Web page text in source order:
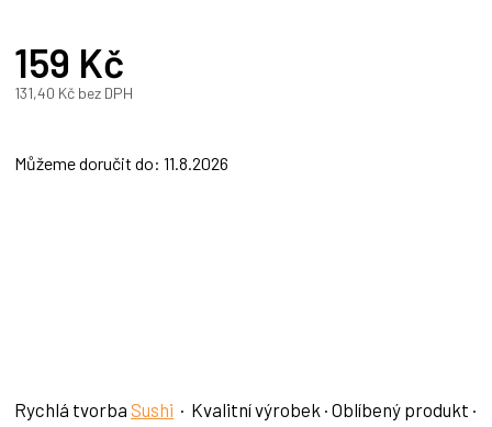
159 Kč
131,40 Kč bez DPH
Můžeme doručit do: 11.8.2026
Rychlá tvorba Sushi · Kvalitní výrobek · Oblíbený produkt ·